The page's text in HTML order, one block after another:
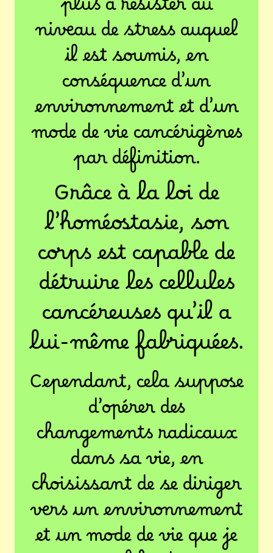
plus à résister au
niveau de stress auquel
il est soumis, en
conséquence d’un
environnement et d’un
mode de vie cancérigènes
par définition.
Grâce à la loi de
l’homéostasie, son
corps est capable de
détruire les cellules
cancéreuses qu’il a
lui-même fabriquées.
Cependant, cela suppose
d’opérer des
changements radicaux
dans sa vie, en
choisissant de se diriger
vers un environnement
et un mode de vie que je